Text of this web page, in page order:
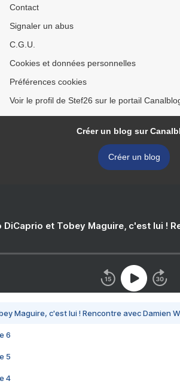
Contact
Signaler un abus
C.G.U.
Cookies et données personnelles
Préférences cookies
Voir le profil de Stef26 sur le portail
Créer un blog sur
Créer un blog
DiCaprio et Tobey Maguire, c'est lui !
Maguire, c'est lui ! Rencontre avec Damien
6
5
4